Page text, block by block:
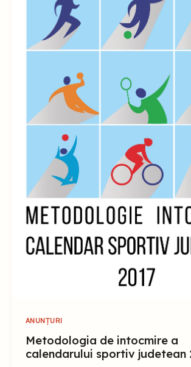
ANUNȚURI
Metodologia de intocmire a
calendarului sportiv judetean